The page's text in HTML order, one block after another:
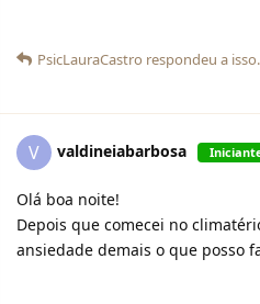
PsicLauraCastro respondeu a isso.
V valdineiabarbosa
Olá boa noite!
Depois que comecei no
ansiedade demais o que posso